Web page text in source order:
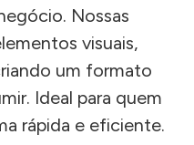
Nossas
visuais,
um formato
Ideal para quem
rápida e eficiente.